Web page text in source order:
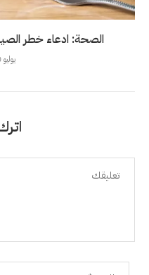
الصحة: ادعاء خطر
يوليو 30, 2026